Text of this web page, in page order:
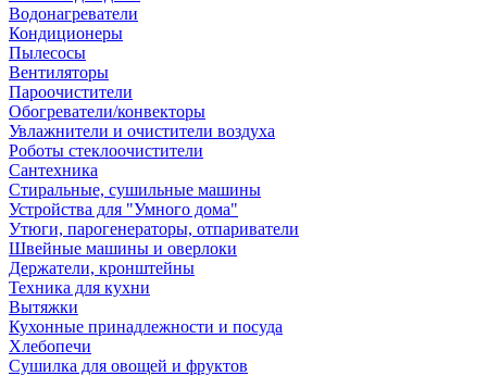
Водонагреватели
Кондиционеры
Пылесосы
Вентиляторы
Пароочистители
Обогреватели/конвекторы
Увлажнители и очистители воздуха
Роботы стеклоочистители
Сантехника
Стиральные, сушильные машины
Устройства для "Умного дома"
Утюги, парогенераторы, отпариватели
Швейные машины и оверлоки
Держатели, кронштейны
Техника для кухни
Вытяжки
Кухонные принадлежности и посуда
Хлебопечи
Сушилка для овощей и фруктов